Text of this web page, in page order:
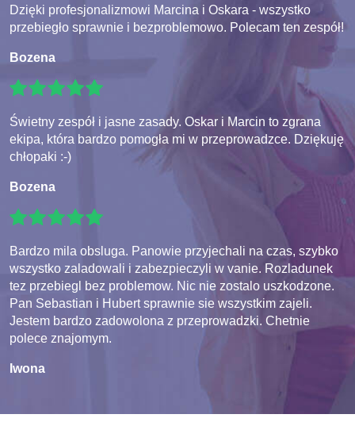
Dzięki profesjonalizmowi Marcina i Oskara - wszystko
przebiegło sprawnie i bezproblemowo. Polecam ten zespół!
Bozena
Świetny zespół i jasne zasady. Oskar i Marcin to zgrana
ekipa, która bardzo pomogła mi w przeprowadzce. Dziękuję
chłopaki :-)
Bozena
Bardzo mila obsluga. Panowie przyjechali na czas, szybko
wszystko zaladowali i zabezpieczyli w vanie. Rozladunek
tez przebiegl bez problemow. Nic nie zostalo uszkodzone.
Pan Sebastian i Hubert sprawnie sie wszystkim zajeli.
Jestem bardzo zadowolona z przeprowadzki. Chetnie
polece znajomym.
Iwona